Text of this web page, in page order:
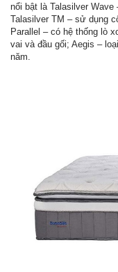
nổi bật là Talasilver
Talasilver TM – sử dụng
Parallel – có hệ thống lò
vai và đầu gối; Aegis –
năm.